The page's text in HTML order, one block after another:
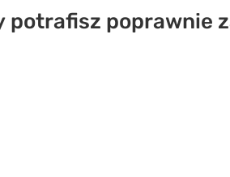
poprawnie